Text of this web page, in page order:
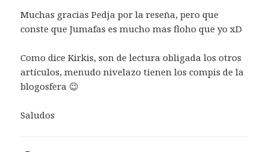
Muchas gracias Pedja por la reseña, pero que
conste que Jumafas es mucho mas floho que yo xD
Como dice Kirkis, son de lectura obligada los otros
artículos, menudo nivelazo tienen los compis de la
blogosfera 😉
Saludos